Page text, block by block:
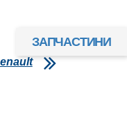
ЗАПЧАСТИНИ